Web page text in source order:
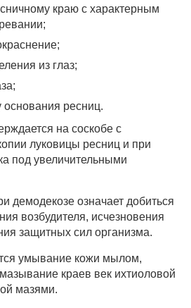
краю с характерным
из глаз;
основания ресниц.
на соскобе с
луковицы ресниц и при
под увеличительными
демодекозе означает добиться
возбудителя, исчезновения
защитных сил организма.
умывание кожи мылом,
краев век ихтиоловой
мазями.